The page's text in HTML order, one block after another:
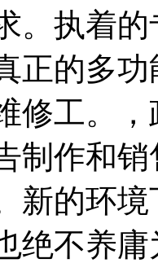
。执着
正的多
修工。
制作和
新的环
绝不养